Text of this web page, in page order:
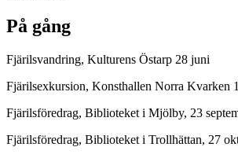
På gång
Fjärilsvandring, Kulturens Östarp 28 juni
Fjärilsexkursion, Konsthallen Norra Kvarken
Fjärilsföredrag, Biblioteket i Mjölby, 23
Fjärilsföredrag, Biblioteket i Trollhättan, 27